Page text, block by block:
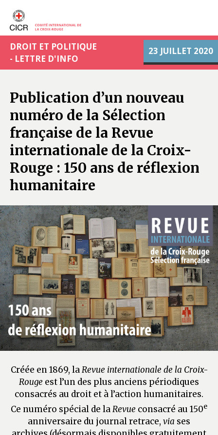
DROIT ET POLITIQUE
- LETTRE D'INFO
23 JUILLET 2020
Publication d’un nouveau
numéro de la Sélection
française de la Revue
internationale de la Croix-
Rouge : 150 ans de réflexion
humanitaire
Créée en 1869, laRevue internationale de la Croix-
Rouge est l’un des plus anciens périodiques
consacrés au droit et à l’action humanitaires.
Ce numéro spécial de laRevue consacré au 150e
anniversaire du journal retrace, via ses